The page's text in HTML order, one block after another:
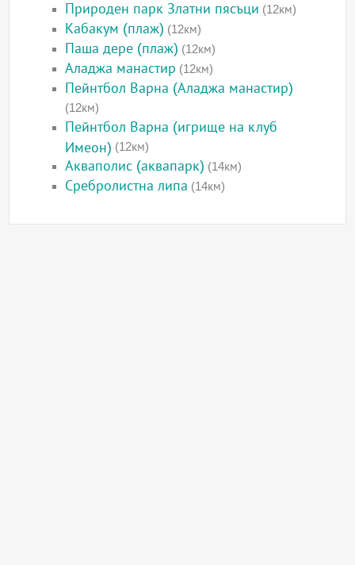
Природен парк Златни пясъци (12км)
Кабакум (плаж) (12км)
Паша дере (плаж) (12км)
Аладжа манастир (12км)
Пейнтбол Варна (Аладжа манастир)
(12км)
Пейнтбол Варна (игрище на клуб
Имеон) (12км)
Акваполис (аквапарк) (14км)
Сребролистна липа (14км)